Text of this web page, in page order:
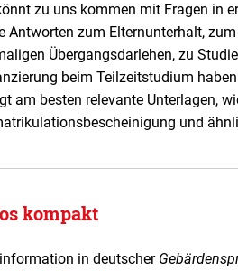
zu uns kommen mit Fragen in
Antworten zum Elternunterhalt,
Übergangsdarlehen, zu
beim Teilzeitstudium
am besten relevante Unterlagen,
und
kompakt
in deutscher